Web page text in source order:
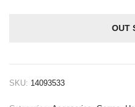
OUT
SKU: 14093533